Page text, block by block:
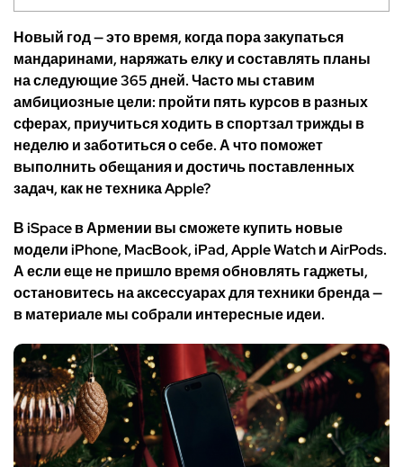
Новый год — это время, когда пора закупаться
мандаринами, наряжать елку и составлять планы
на следующие 365 дней. Часто мы ставим
амбициозные цели: пройти пять курсов в разных
сферах, приучиться ходить в спортзал трижды в
неделю и заботиться о себе. А что поможет
выполнить обещания и достичь поставленных
задач, как не техника Apple?
В iSpace в Армении вы сможете купить новые
модели iPhone, MacBook, iPad, Apple Watch и AirPods.
А если еще не пришло время обновлять гаджеты,
остановитесь на аксессуарах для техники бренда —
в материале мы собрали интересные идеи.